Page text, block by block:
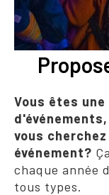
Vous êtes
vous
événement?
chaque année
tous types.